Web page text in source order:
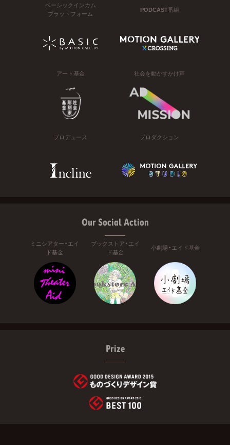
ベーシックインカム
プラットフォーム
PODCAST番組
アート基金 社会を動かすかけ声
プロデュース プロダクション
Our Social Action
ミニシアター・エイ
ド基金
ブックストア・エイ
ド基金
小劇場・エイド基金
Prize